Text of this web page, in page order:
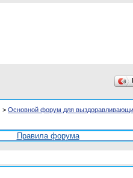
> Основной форум для
Правила форума